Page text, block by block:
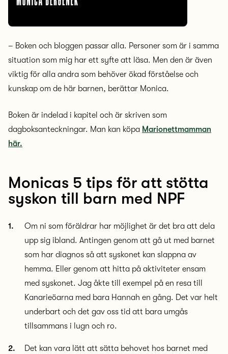
– Boken och bloggen passar alla. Personer som är i samma
situation som mig har ett syfte att läsa. Men den är även
viktig för alla andra som behöver ökad förståelse och
kunskap om de här barnen, berättar Monica.
Boken är indelad i kapitel och är skriven som
dagboksanteckningar. Man kan köpa Marionettmamman
här.
Monicas 5 tips för att stötta
syskon till barn med NPF
Om ni som föräldrar har möjlighet är det bra att dela
upp sig ibland. Antingen genom att gå ut med barnet
som har diagnos så att syskonet kan slappna av
hemma. Eller genom att hitta på aktiviteter ensam
med syskonet. Jag åkte till exempel på en resa till
Kanarieöarna med bara Hannah en gång. Det var helt
underbart och det gav oss tid att bara umgås
tillsammans i lugn och ro.
Det kan vara lätt att sätta behovet hos barnet med